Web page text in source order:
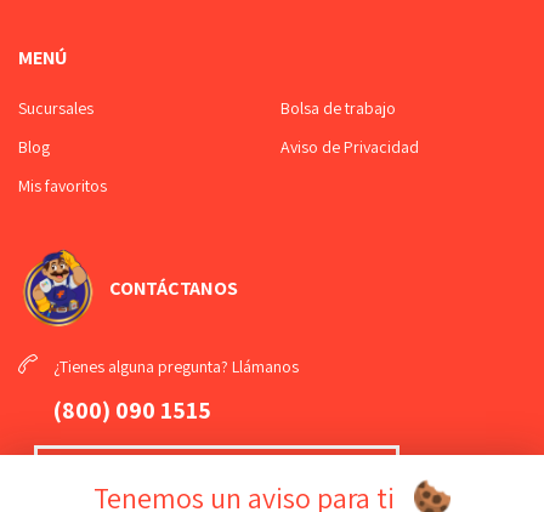
MENÚ
Sucursales
Blog
Mis favoritos
Bolsa de trabajo
Aviso de Privacidad
CONTÁCTANOS
¿Tienes alguna pregunta? Llámanos
(800) 090 1515
Tenemos un aviso para ti